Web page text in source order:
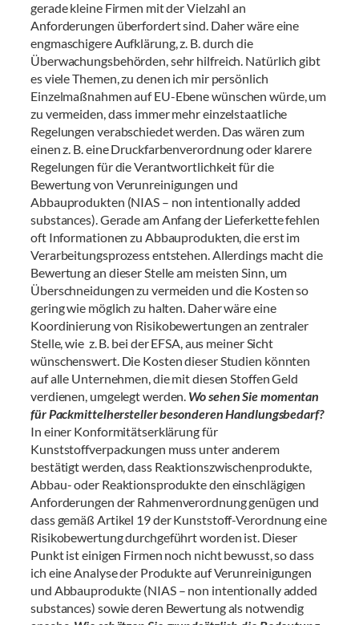
gerade kleine Firmen mit der Vielzahl an
Anforderungen überfordert sind. Daher wäre eine
engmaschigere Aufklärung, z. B. durch die
Überwachungsbehörden, sehr hilfreich. Natürlich gibt
es viele Themen, zu denen ich mir persönlich
Einzelmaßnahmen auf EU-Ebene wünschen würde, um
zu vermeiden, dass immer mehr einzelstaatliche
Regelungen verabschiedet werden. Das wären zum
einen z. B. eine Druckfarbenverordnung oder klarere
Regelungen für die Verantwortlichkeit für die
Bewertung von Verunreinigungen und
Abbauprodukten (NIAS – non intentionally added
substances). Gerade am Anfang der Lieferkette fehlen
oft Informationen zu Abbauprodukten, die erst im
Verarbeitungsprozess entstehen. Allerdings macht die
Bewertung an dieser Stelle am meisten Sinn, um
Überschneidungen zu vermeiden und die Kosten so
gering wie möglich zu halten. Daher wäre eine
Koordinierung von Risikobewertungen an zentraler
Stelle, wie z. B. bei der EFSA, aus meiner Sicht
wünschenswert. Die Kosten dieser Studien könnten
auf alle Unternehmen, die mit diesen Stoffen Geld
verdienen, umgelegt werden. Wo sehen Sie momentan
für Packmittelhersteller besonderen Handlungsbedarf?
In einer Konformitätserklärung für
Kunststoffverpackungen muss unter anderem
bestätigt werden, dass Reaktionszwischenprodukte,
Abbau- oder Reaktionsprodukte den einschlägigen
Anforderungen der Rahmenverordnung genügen und
dass gemäß Artikel 19 der Kunststoff-Verordnung eine
Risikobewertung durchgeführt worden ist. Dieser
Punkt ist einigen Firmen noch nicht bewusst, so dass
ich eine Analyse der Produkte auf Verunreinigungen
und Abbauprodukte (NIAS – non intentionally added
substances) sowie deren Bewertung als notwendig